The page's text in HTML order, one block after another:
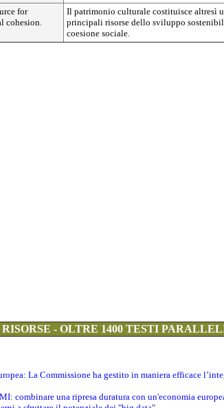
for
cohesion.
Il patrimonio culturale costituisce altresì
principali risorse dello sviluppo
coesione sociale.
- OLTRE 1400 TESTI
La Commissione ha gestito in maniera efficace
combinare una ripresa duratura con un'economia